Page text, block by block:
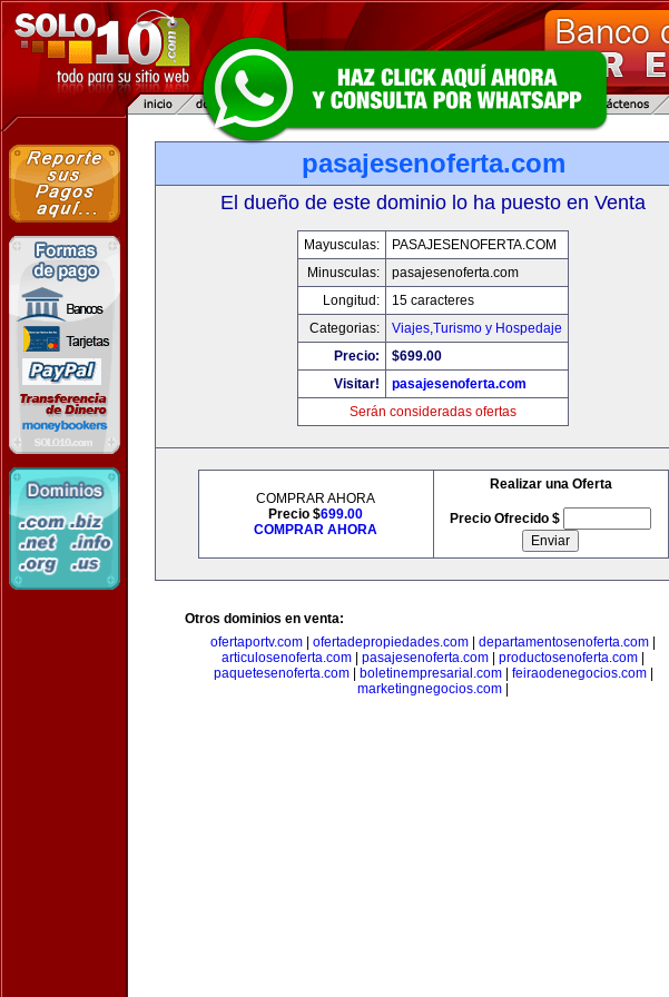
pasajesenoferta.com
El dueño de este dominio lo ha puesto en Venta
Mayusculas:
PASAJESENOFERTA.COM
Minusculas:
pasajesenoferta.com
Longitud:
15 caracteres
Categorias:
Viajes,Turismo y Hospedaje
Precio:
$699.00
Visitar!
pasajesenoferta.com
Serán consideradas ofertas
COMPRAR AHORA
Precio $699.00
COMPRAR AHORA
Realizar una Oferta
Precio Ofrecido $
Otros dominios en venta:
ofertaportv.com
ofertadepropiedades.com departamentosenoferta.com
articulosenoferta.com
pasajesenoferta.com productosenoferta.com
paquetesenoferta.com| boletinempresarial.com| feiraodenegocios.com|
marketingnegocios.com